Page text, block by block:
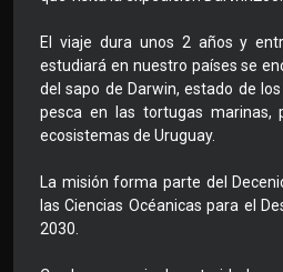
El viaje dura unos 2 años y
estudiará en nuestro países se
del sapo de Darwin, estado de
pesca en las tortugas marinas,
ecosistemas de Uruguay.
La misión forma parte del
las Ciencias Océanicas para el
2030.